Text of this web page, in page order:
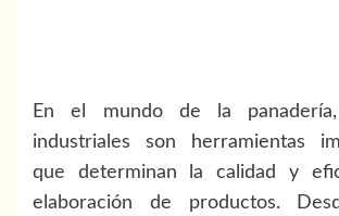
En el mundo de la
industriales son herramientas
que determinan la calidad y
elaboración de productos.